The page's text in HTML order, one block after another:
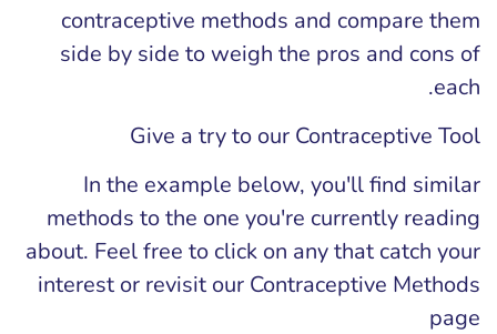
contraceptive methods and compare them
side by side to weigh the pros and cons of
each.
Give a try to our Contraceptive Tool
In the example below, you'll find similar
methods to the one you're currently reading
about. Feel free to click on any that catch your
interest or revisit our Contraceptive Methods
page